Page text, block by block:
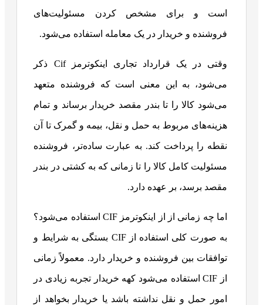
است و برای مشخص کردن مسئولیت‌های
فروشنده و خریدار در یک معامله استفاده می‌شود.
وقتی در یک قرارداد تجاری اینکوترمز Cif ذکر
می‌شود، به این معنی است که فروشنده متعهد
می‌شود کالا را تا بندر مقصد خریدار برساند و تمام
هزینه‌های مربوط به حمل و نقل، بیمه و گمرک تا آن
نقطه را پرداخت کند. به عبارت ساده‌تر، فروشنده
مسئولیت کامل کالا را تا زمانی که به کشتی در بندر
مقصد برسد، بر عهده دارد.
اما چه زمانی از از اینکوترمز CIF استفاده می‌شود؟
به صورت کلی استفاده از CIF بستگی به شرایط و
توافقات بین فروشنده و خریدار دارد. معمولاً زمانی
از CIF استفاده می‌شود کهه خریدار تجربه زیادی در
امور حمل و نقل نداشته باشد یا خریدار بخواهد از